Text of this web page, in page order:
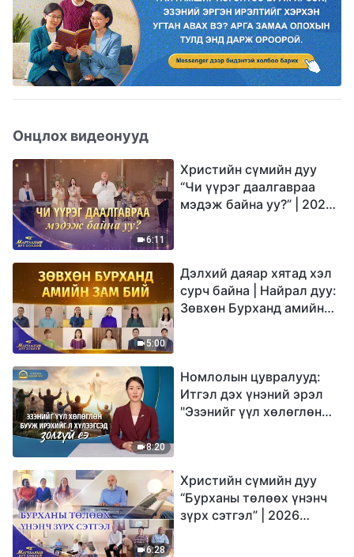
Онцлох видеонууд
6:11
Христийн сүмийн дуу
“Чи үүрэг даалгавраа
мэдэж байна уу?” | 2026
5:00
Дэлхий даяар хятад хэл
сурч байна | Найрал дуу:
Зөвхөн Бурханд амийн
8:20
Номлолын цувралууд:
Итгэл дэх үнэний эрэл
"Эзэнийг үүл хөлөглөн
6:28
Христийн сүмийн дуу
“Бурханы төлөөх үнэнч
зүрх сэтгэл” | 2026